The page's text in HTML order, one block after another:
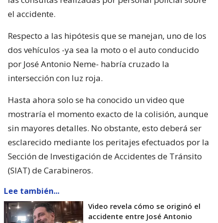
el accidente.
Respecto a las hipótesis que se manejan, uno de los
dos vehículos -ya sea la moto o el auto conducido
por José Antonio Neme- habría cruzado la
intersección con luz roja.
Hasta ahora solo se ha conocido un video que
mostraría el momento exacto de la colisión, aunque
sin mayores detalles. No obstante, esto deberá ser
esclarecido mediante los peritajes efectuados por la
Sección de Investigación de Accidentes de Tránsito
(SIAT) de Carabineros.
Lee también...
Video revela cómo se originó el
accidente entre José Antonio